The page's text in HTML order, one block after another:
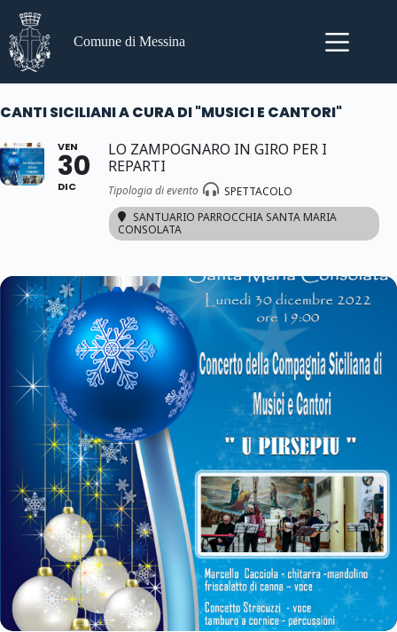
contenuto
Comune di Messina
CANTI SICILIANI A CURA DI "MUSICI E CANTORI"
VEN
30
DIC
LO ZAMPOGNARO IN GIRO PER I
REPARTI
Tipologia di evento
SPETTACOLO
SANTUARIO PARROCCHIA SANTA MARIA
CONSOLATA